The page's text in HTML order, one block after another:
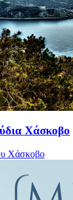
Χάσκοβο
Χάσκοβο